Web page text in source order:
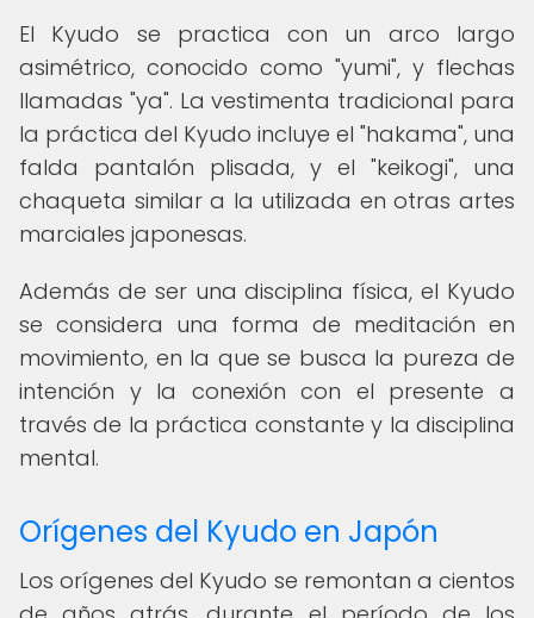
El Kyudo se practica con un arco largo
asimétrico, conocido como "yumi", y flechas
llamadas "ya". La vestimenta tradicional para
la práctica del Kyudo incluye el "hakama", una
falda pantalón plisada, y el "keikogi", una
chaqueta similar a la utilizada en otras artes
marciales japonesas.
Además de ser una disciplina física, el Kyudo
se considera una forma de meditación en
movimiento, en la que se busca la pureza de
intención y la conexión con el presente a
través de la práctica constante y la disciplina
mental.
Orígenes del Kyudo en Japón
Los orígenes del Kyudo se remontan a cientos